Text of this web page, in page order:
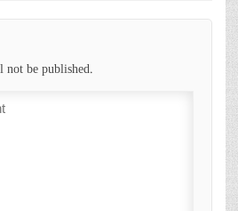
not be published.